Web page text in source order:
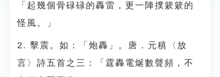
「起幾個骨碌碌的轟雷，更一陣撲簌簌的
怪風。」
2. 擊震。如：「炮轟」。唐．元稹〈放
言〉詩五首之三：「霆轟電烻數聲頻，不